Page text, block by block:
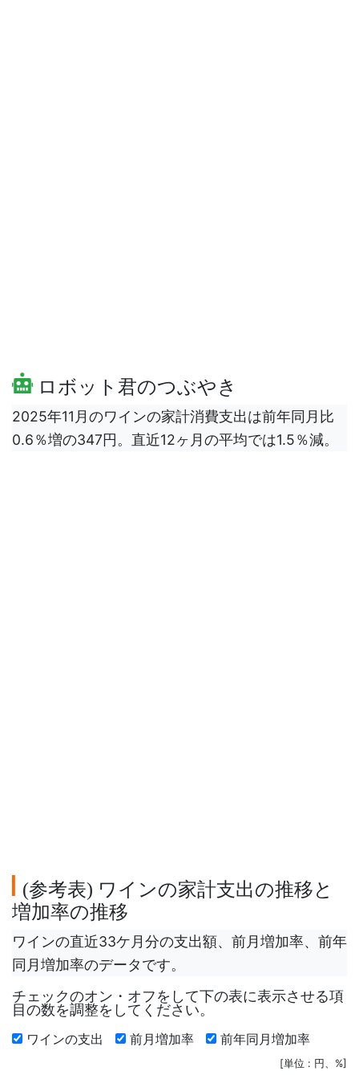
ロボット君のつぶやき
2025年11月のワインの家計消費支出は前年同月比
0.6％増の347円。直近12ヶ月の平均では1.5％減。
(参考表) ワインの家計支出の推移と
増加率の推移
ワインの直近33ケ月分の支出額、前月増加率、前年
同月増加率のデータです。
チェックのオン・オフをして下の表に表示させる項
目の数を調整をしてください。
ワインの支出 前月増加率 前年同月増加率
[単位 : 円、%]